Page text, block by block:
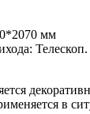
мм
Телескоп.
в